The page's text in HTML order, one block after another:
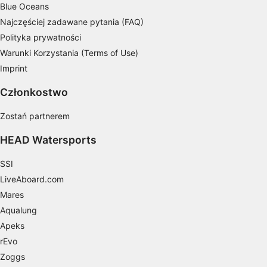
Blue Oceans
Najczęściej zadawane pytania (FAQ)
Polityka prywatności
Warunki Korzystania (Terms of Use)
Imprint
Członkostwo
Zostań partnerem
HEAD Watersports
SSI
LiveAboard.com
Mares
Aqualung
Apeks
rEvo
Zoggs
Pomiar efektywności reklam
Pomiar efektywności treści
Rozumienie odbiorców dzięki statystyce lub
wyboru treści
Użycie dokładnych danych
geolokalizacyjnych
Identyfikowanie urządzeń na podstawie
Cele przetwarzania inne niż IAB:
Niezbędne